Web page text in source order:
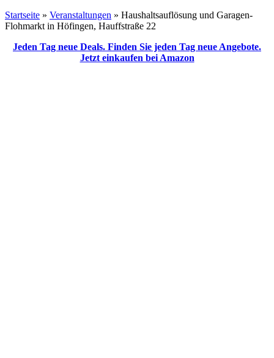
Startseite » Veranstaltungen » Haushaltsauflösung und Garagen-
Flohmarkt in Höfingen, Hauffstraße 22
Jeden Tag neue Deals. Finden Sie jeden Tag neue Angebote.
Jetzt einkaufen bei Amazon